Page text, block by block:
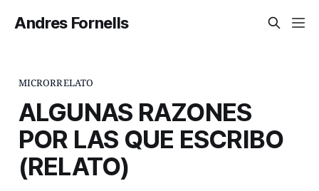
Andres Fornells
MICRORRELATO
ALGUNAS RAZONES
POR LAS QUE ESCRIBO
(RELATO)